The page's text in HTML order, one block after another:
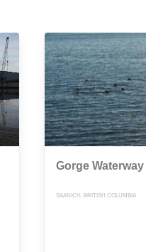
Gorge
SAANICH, BRITISH COLUMBIA